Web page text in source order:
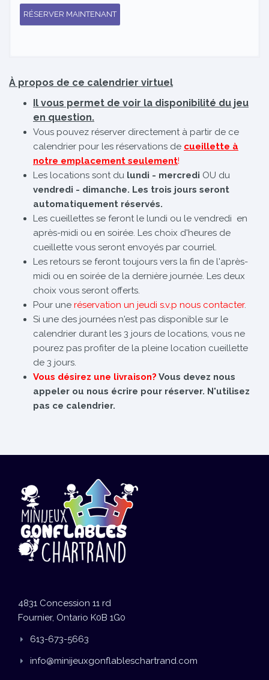
RÉSERVER MAINTENANT
À propos de ce calendrier virtuel
Il vous permet de voir la disponibilité du jeu
en question.
Vous pouvez réserver directement à partir de ce
calendrier pour les réservations de cueillette à
notre emplacement seulement!
Les locations sont du lundi - mercredi OU du
vendredi - dimanche. Les trois jours seront
automatiquement réservés.
Les cueillettes se feront le lundi ou le vendredi en
après-midi ou en soirée. Les choix d'heures de
cueillette vous seront envoyés par courriel.
Les retours se feront toujours vers la fin de l'après-
midi ou en soirée de la dernière journée. Les deux
choix vous seront offerts.
Pour une réservation un jeudi s.v.p nous contacter.
Si une des journées n'est pas disponible sur le
calendrier durant les 3 jours de locations, vous ne
pourez pas profiter de la pleine location cueillette
de 3 jours.
Vous désirez une livraison? Vous devez nous
appeler ou nous écrire pour réserver. N'utilisez
pas ce calendrier.
4831 Concession 11 rd
Fournier, Ontario K0B 1G0
613-673-5663
info@minijeuxgonflableschartrand.com